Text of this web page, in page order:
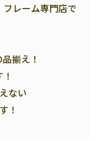
レーム専門店で
揃え！
ない
！